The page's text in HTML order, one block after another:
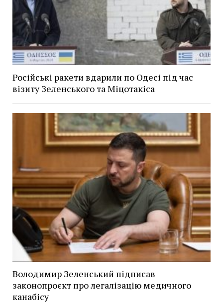
Російські ракети вдарили по Одесі під час
візиту Зеленського та Міцотакіса
Володимир Зеленський підписав
законопроєкт про легалізацію медичного
канабісу